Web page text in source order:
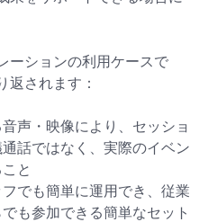
ーションの利用ケースで
返されます：
声・映像により、セッショ
話ではなく、実際のイベン
と
でも簡単に運用でき、従業
も参加できる簡単なセット